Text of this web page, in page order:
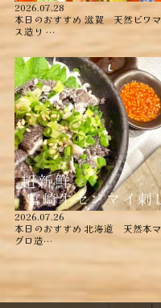
2026.07.28
本日のおすすめ ︎滋賀 天然ビワマ
ス造り …
2026.07.26
本日のおすすめ ︎北海道 天然本マ
グロ造…